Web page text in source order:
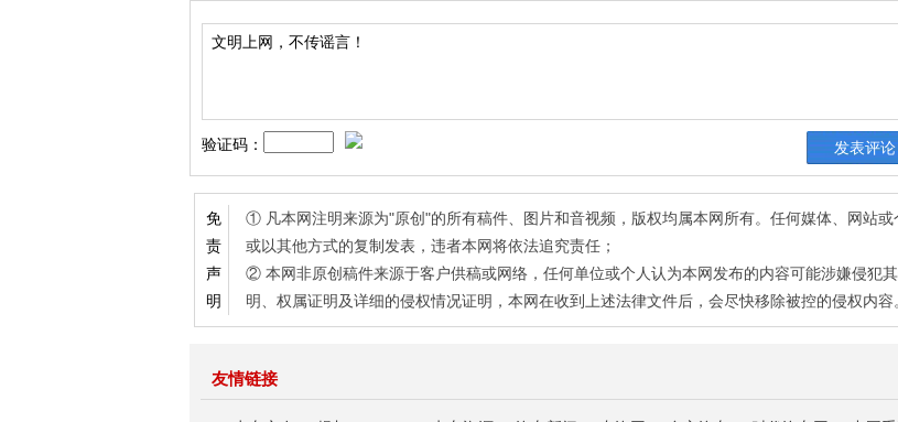
验证码：
免
责
声
明
① 凡本网注明来源为"原创"的所有稿件、图片和音视频，版权均属本网所有。任何媒体、网站
或以其他方式的复制发表，违者本网将依法追究责任；
② 本网非原创稿件来源于客户供稿或网络，任何单位或个人认为本网发布的内容可能涉嫌侵犯
明、权属证明及详细的侵权情况证明，本网在收到上述法律文件后，会尽快移除被控的侵权内容
友情链接